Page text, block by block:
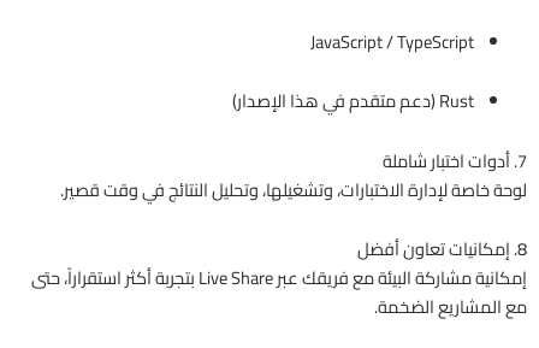
JavaScript / TypeScript
Rust (دعم متقدم في هذا الإصدار)
7. أدوات اختبار شاملة
لوحة خاصة لإدارة الاختبارات، وتشغيلها، وتحليل النتائج في وقت قصير.
8. إمكانيات تعاون أفضل
إمكانية مشاركة البيئة مع فريقك عبر Live Share بتجربة أكثر استقراراً، حتى
مع المشاريع الضخمة.